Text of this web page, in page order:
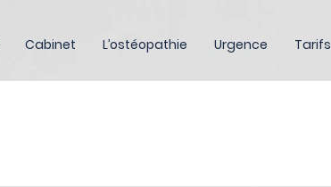
Cabinet L’ostéopathie Urgence Tarifs